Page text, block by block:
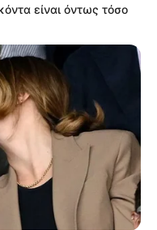
είναι όντως τόσο